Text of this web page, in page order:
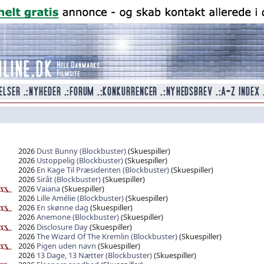
2026 Dust Bunny (Blockbuster)(Skuespiller)
2026 Ustoppelig (Blockbuster)(Skuespiller)
2026 En Kage Til Præsidenten (Blockbuster)(Skuespiller)
2026Sirât (Blockbuster)(Skuespiller)
2026Vaiana(Skuespiller)
2026 Lille Amélie (Blockbuster)(Skuespiller)
2026 En skønne dag (Skuespiller)
2026Anemone (Blockbuster)(Skuespiller)
2026 Disclosure Day(Skuespiller)
2026The Wizard Of The Kremlin (Blockbuster)(Skuespiller)
2026 Pigen uden navn (Skuespiller)
2026 13 Dage, 13 Nætter (Blockbuster)(Skuespiller)